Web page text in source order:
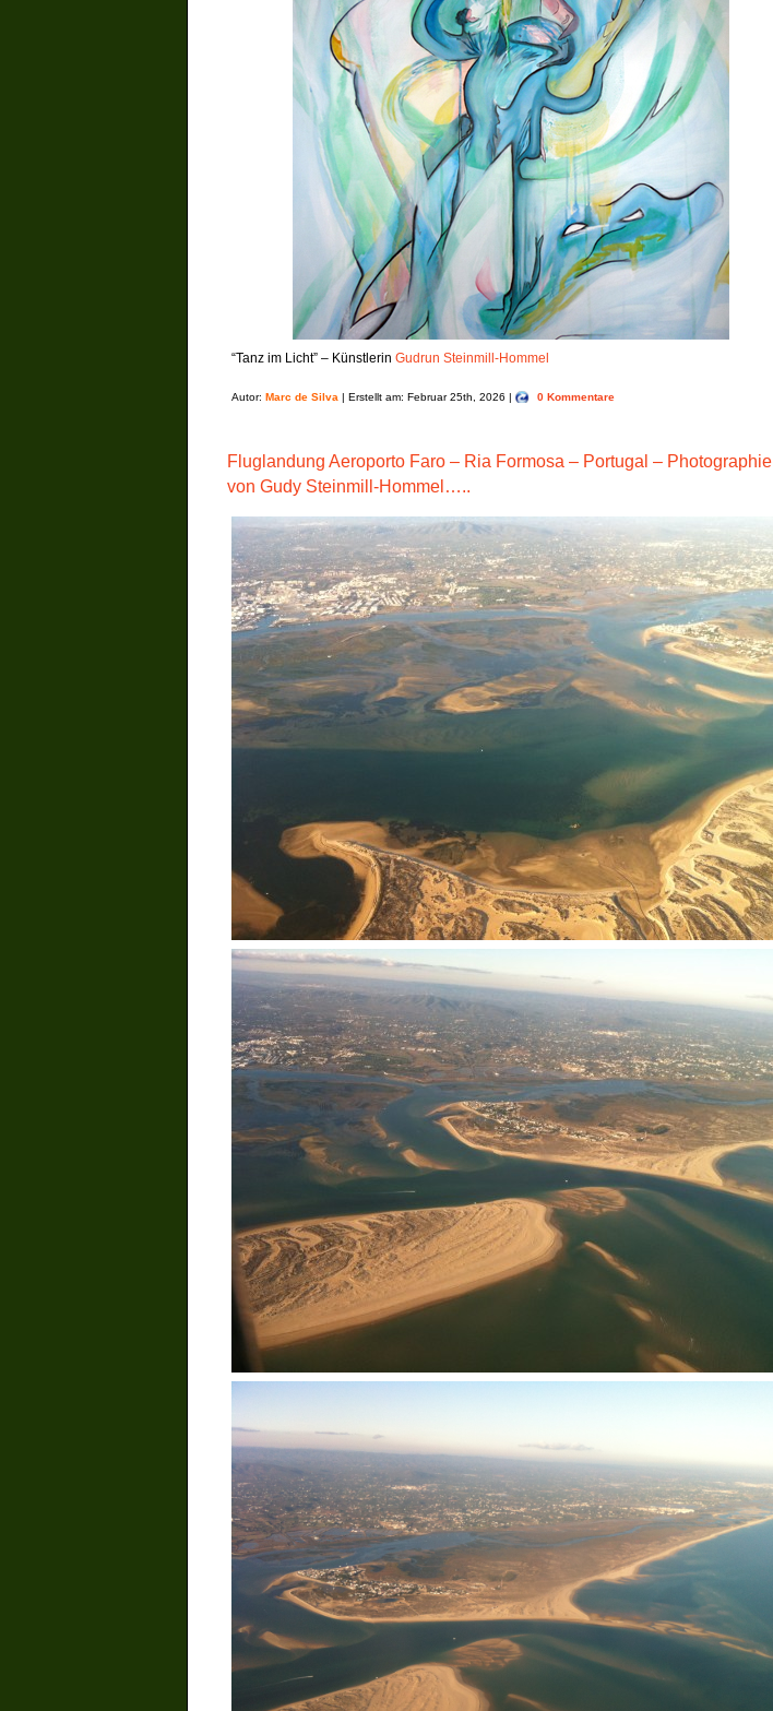
“Tanz im Licht” – Künstlerin Gudrun Steinmill-Hommel
Autor: Marc de Silva | Erstellt am: Februar 25th, 2026 | 0 Kommentare
Fluglandung Aeroporto Faro – Ria Formosa – Portugal – Photographie
von Gudy Steinmill-Hommel…..